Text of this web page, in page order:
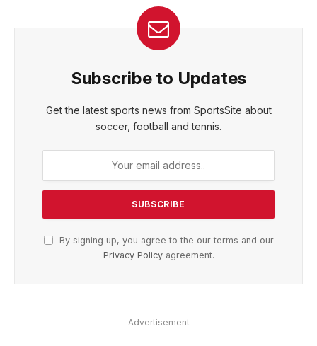
Subscribe to Updates
Get the latest sports news from SportsSite about
soccer, football and tennis.
By signing up, you agree to the our terms and our
Privacy Policyagreement.
Advertisement